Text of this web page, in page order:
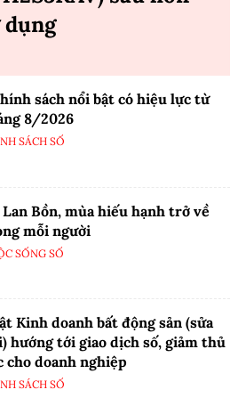
sách nổi bật có hiệu lực từ
8/2026
SÁCH SỐ
Lan Bồn, mùa hiếu hạnh trở về
mỗi người
SỐNG SỐ
Kinh doanh bất động sản (sửa
hướng tới giao dịch số, giảm thủ
cho doanh nghiệp
SÁCH SỐ